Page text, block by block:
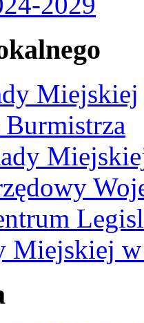
Miejskiej
Burmistrza
Miejskiej w